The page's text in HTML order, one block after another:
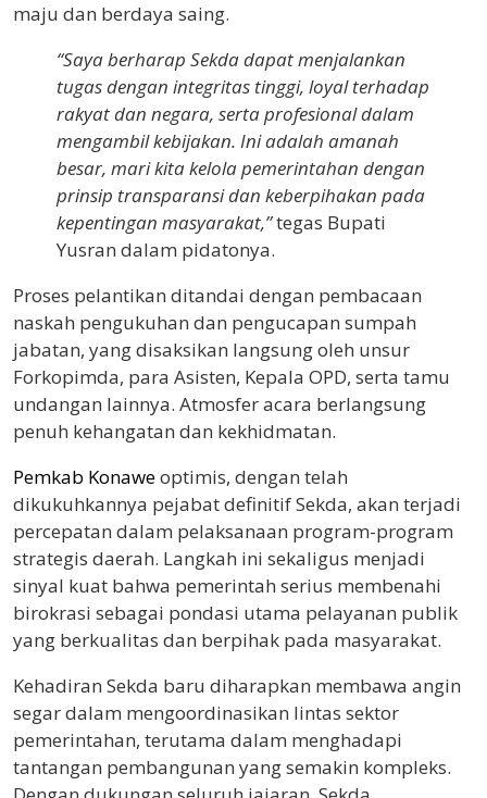
maju dan berdaya saing.
“Saya berharap Sekda dapat menjalankan
tugas dengan integritas tinggi, loyal terhadap
rakyat dan negara, serta profesional dalam
mengambil kebijakan. Ini adalah amanah
besar, mari kita kelola pemerintahan dengan
prinsip transparansi dan keberpihakan pada
kepentingan masyarakat,”tegas Bupati
Yusran dalam pidatonya.
Proses pelantikan ditandai dengan pembacaan
naskah pengukuhan dan pengucapan sumpah
jabatan, yang disaksikan langsung oleh unsur
Forkopimda, para Asisten, Kepala OPD, serta tamu
undangan lainnya. Atmosfer acara berlangsung
penuh kehangatan dan kekhidmatan.
Pemkab Konaweoptimis, dengan telah
dikukuhkannya pejabat definitif Sekda, akan terjadi
percepatan dalam pelaksanaan program-program
strategis daerah. Langkah ini sekaligus menjadi
sinyal kuat bahwa pemerintah serius membenahi
birokrasi sebagai pondasi utama pelayanan publik
yang berkualitas dan berpihak pada masyarakat.
Kehadiran Sekda baru diharapkan membawa angin
segar dalam mengoordinasikan lintas sektor
pemerintahan, terutama dalam menghadapi
tantangan pembangunan yang semakin kompleks.